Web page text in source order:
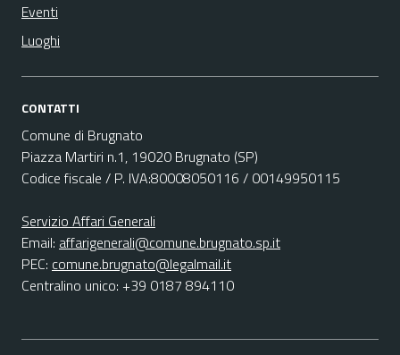
Eventi
Luoghi
CONTATTI
Comune di Brugnato
Piazza Martiri n.1, 19020 Brugnato (SP)
Codice fiscale / P. IVA:80008050116 / 00149950115
Servizio Affari Generali
Email: affarigenerali@comune.brugnato.sp.it
PEC: comune.brugnato@legalmail.it
Centralino unico: +39 0187 894110